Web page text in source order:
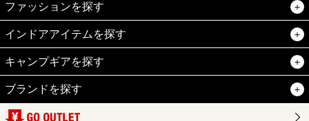
ファッションを探す
インドアアイテムを探す
キャンプギアを探す
ブランドを探す